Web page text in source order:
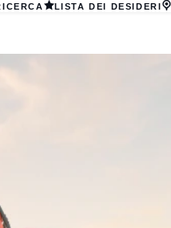
LISTA DEI DESIDERI